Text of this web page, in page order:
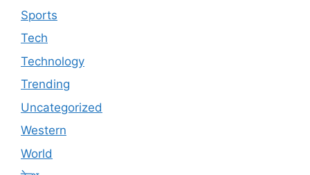
Sports
Tech
Technology
Trending
Uncategorized
Western
World